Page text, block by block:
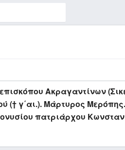
Ακραγαντίνων
(† γ΄αι.). Μάρτυρος
πατριάρχου